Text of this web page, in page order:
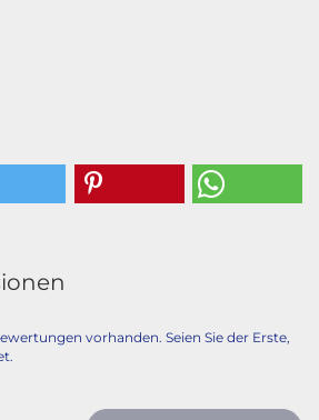
vorhanden. Seien Sie der Erste,